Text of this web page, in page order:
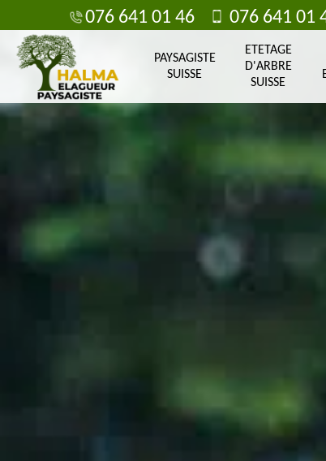
076 641 01 46 076 641 01
PAYSAGISTE
SUISSE
ETETAGE
D'ARBRE
SUISSE